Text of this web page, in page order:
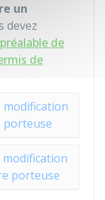
un
devez
de
de
modification
porteuse
porteuse